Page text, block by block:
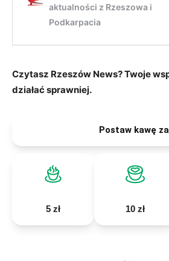
Czytasz Rzeszów News? Twoje
działać sprawniej.
Postaw kawę
5 zł 10 zł